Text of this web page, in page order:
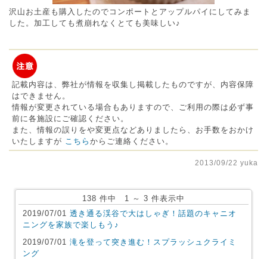
沢山お土産も購入したのでコンポートとアップルパイにしてみま
した。加工しても煮崩れなくとても美味しい♪
記載内容は、弊社が情報を収集し掲載したものですが、内容保障
はできません。
情報が変更されている場合もありますので、ご利用の際は必ず事
前に各施設にご確認ください。
また、情報の誤りをや変更点などありましたら、お手数をおかけ
いたしますが こちら からご連絡ください。
2013/09/22 yuka
138 件中 1 ～ 3 件表示中
2019/07/01 透き通る渓谷で大はしゃぎ！話題のキャニオ
ニングを家族で楽しもう♪
2019/07/01 滝を登って突き進む！スプラッシュクライミ
ング